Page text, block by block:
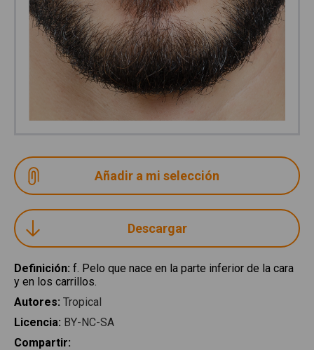
Descargar
Definición: f. Pelo que nace en la parte inferior de la cara
y en los carrillos.
Autores: Tropical
Licencia: BY-NC-SA
Compartir: